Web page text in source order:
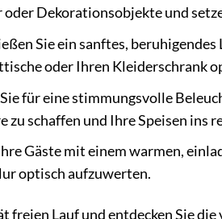
Dekorationsobjekte und
Sie ein sanftes,
oder Ihren Kleiderschrank
für eine stimmungsvolle
zu schaffen und Ihre Speisen ins
Gäste mit einem warmen,
optisch aufzuwerten.
freien Lauf und entdecken Sie